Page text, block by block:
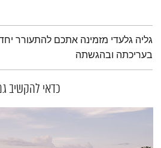
תמצית הפודקאסט
גליה גלעדי מזמינה אתכם להתעורר
בעריכתה ובהגשתה
כדאי להקשיב